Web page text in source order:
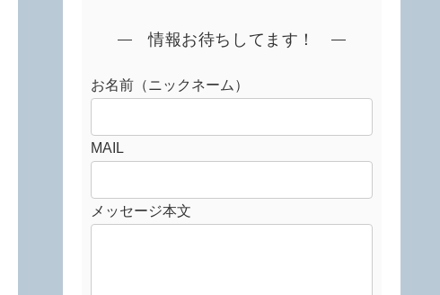
情報お待ちしてます！
お名前（ニックネーム）
MAIL
メッセージ本文